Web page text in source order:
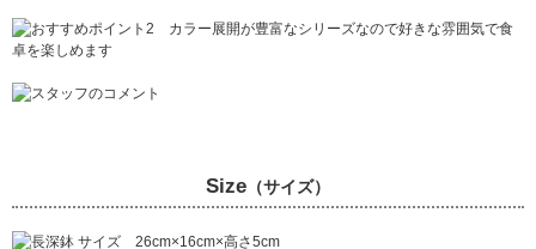
Size （サイズ）